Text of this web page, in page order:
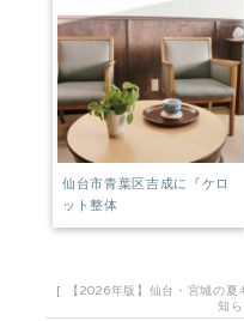
仙台市青葉区吉成に『ケロ
ット整体
[ 【2026年版】仙台・宮城の
知